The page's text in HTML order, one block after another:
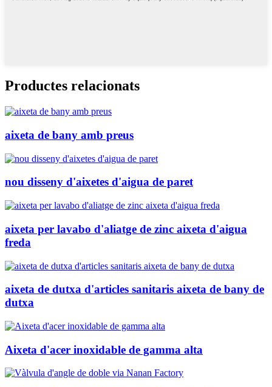
Productes relacionats
aixeta de bany amb preus
nou disseny d'aixetes d'aigua de paret
aixeta per lavabo d'aliatge de zinc aixeta d'aigua
freda
aixeta de dutxa d'articles sanitaris aixeta de bany de
dutxa
Aixeta d'acer inoxidable de gamma alta